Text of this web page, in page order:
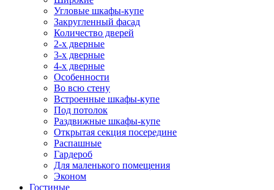
Угловые шкафы-купе
Закругленный фасад
Количество дверей
2-х дверные
3-х дверные
4-х дверные
Особенности
Во всю стену
Встроенные шкафы-купе
Под потолок
Раздвижные шкафы-купе
Открытая секция посередине
Распашные
Гардероб
Для маленького помещения
Эконом
Гостиные